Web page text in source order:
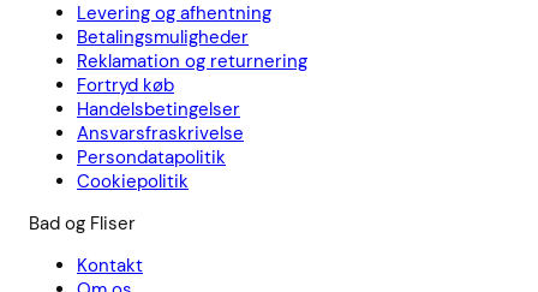
Levering og afhentning
Betalingsmuligheder
Reklamation og returnering
Fortryd køb
Handelsbetingelser
Ansvarsfraskrivelse
Persondatapolitik
Cookiepolitik
Bad og Fliser
Kontakt